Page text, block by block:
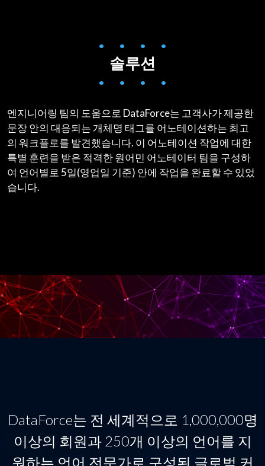
• • • •
솔루션
• • • •
엔지니어링 팀의 도움으로 DataForce는 고객사가 제공한
문장 안의 대응되는 개체명 태그를 어노테이션하는 최고
의 워크플로를 발견했습니다. 이 어노테이션 작업에 대한
특별 훈련을 받은 적격한 원어민 어노테이터 팀을 구성하
여 언어별로 5일(영업일 기준) 안에 작업을 완료할 수 있었
습니다.
DataForce는 전 세계적으로 1,000,000명
이상의 회원과 250개 이상의 언어를 지
원하는 언어 전문가로 구성된 글로벌 커